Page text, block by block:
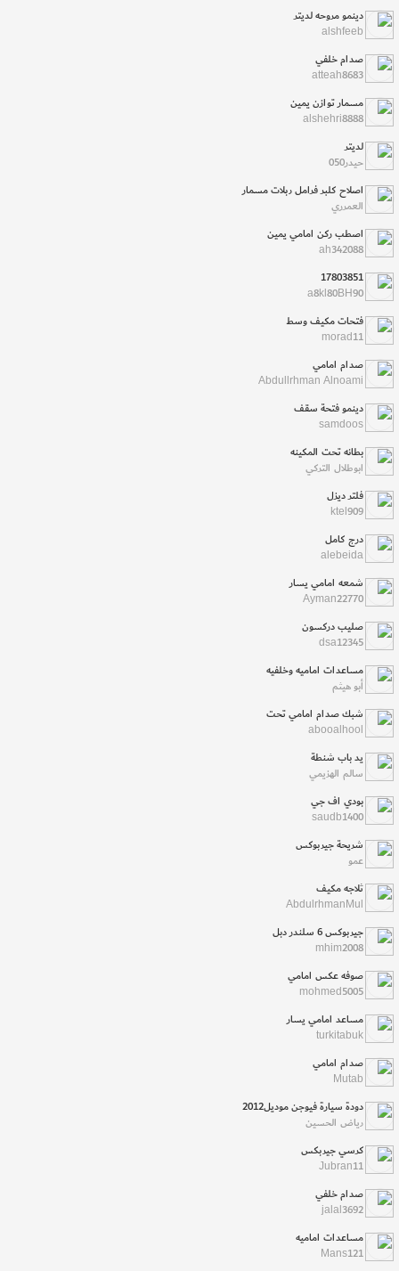
دينمو مروحه لديتر
alshfeeb
صدام خلفي
atteah8683
مسمار توازن يمين
alshehri8888
لديتر
حيدر050
اصلاح كلبر فرامل ربلات مسمار
العمرري
اصطب ركن امامي يمين
ah342088
17803851
a8kl80BH90
فتحات مكيف وسط
morad11
صدام امامي
Abdullrhman Alnoami
دينمو فتحة سقف
samdoos
بطانه تحت المكينه
ابوطلال التركي
فلتر ديزل
ktel909
درج كامل
alebeida
شمعه امامي يسار
Ayman22770
صليب دركسون
dsa12345
مساعدات اماميه وخلفيه
أبو هيثم
شبك صدام امامي تحت
abooalhool
يد باب شنطة
سالم الهزيمي
بودي اف جي
saudb1400
شريحة جيربوكس
عمو
ثلاجه مكيف
AbdulrhmanMul
جيربوكس 6 سلندر دبل
mhim2008
صوفه عكس امامي
mohmed5005
مساعد امامي يسار
turkitabuk
صدام امامي
Mutab
دودة سيارة فيوجن موديل2012
رياض الحسين
كرسي جيربكس
Jubran11
صدام خلفي
jalal3692
مساعدات اماميه
Mans121